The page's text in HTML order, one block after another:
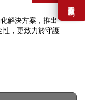
需要幫助嗎？
解決方案，推出
，更致力於守護